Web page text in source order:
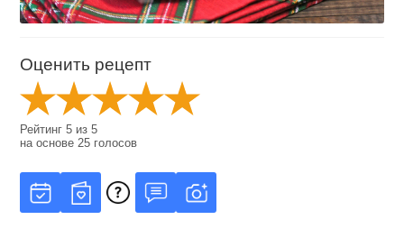
Оценить рецепт
Рейтинг5 из5
на основе 25 голосов